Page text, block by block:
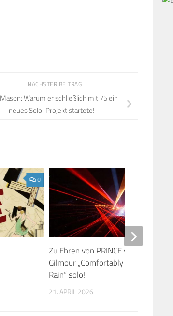
NÄCHSTER BEITRAG
Warum er schließlich mit 75 ein
neues Solo-Projekt startete!
0
Zu Ehren von PRINCE spielte David
Gilmour „Comfortably Numb & Purple
Rain“ solo!
21. APRIL 2026